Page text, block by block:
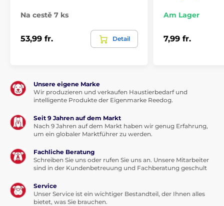
Na cestě 7 ks
53,99 fr. Detail
Am Lager
7,99 fr.
Unsere eigene Marke
Wir produzieren und verkaufen Haustierbedarf und
intelligente Produkte der Eigenmarke Reedog.
Seit 9 Jahren auf dem Markt
Nach 9 Jahren auf dem Markt haben wir genug Erfahrung,
um ein globaler Marktführer zu werden.
Fachliche Beratung
Schreiben Sie uns oder rufen Sie uns an. Unsere Mitarbeiter
sind in der Kundenbetreuung und Fachberatung geschult
Service
Unser Service ist ein wichtiger Bestandteil, der Ihnen alles
bietet, was Sie brauchen.